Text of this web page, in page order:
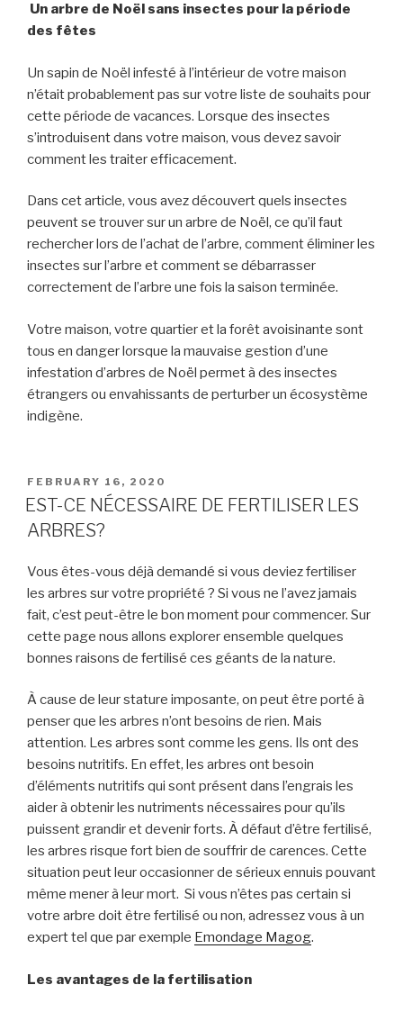
Un arbre de Noël sans insectes pour la période
des fêtes
Un sapin de Noël infesté à l’intérieur de votre maison
n’était probablement pas sur votre liste de souhaits pour
cette période de vacances. Lorsque des insectes
s’introduisent dans votre maison, vous devez savoir
comment les traiter efficacement.
Dans cet article, vous avez découvert quels insectes
peuvent se trouver sur un arbre de Noël, ce qu’il faut
rechercher lors de l’achat de l’arbre, comment éliminer les
insectes sur l’arbre et comment se débarrasser
correctement de l’arbre une fois la saison terminée.
Votre maison, votre quartier et la forêtavoisinante sont
tous en danger lorsque la mauvaise gestion d’une
infestation d’arbres de Noël permet à des insectes
étrangers ou envahissants de perturber un écosystème
indigène.
POSTED
ON
FEBRUARY 16, 2020
EST-CE NÉCESSAIRE DE FERTILISER LES
ARBRES?
Vous êtes-vous déjà demandé si vous deviez fertiliser
les arbres survotre propriété ? Si vous ne l’avez jamais
fait, c’est peut-être le bon momentpour commencer. Sur
cette page nous allons explorer ensemble quelques
bonnes raisons de fertilisé ces géants de la nature.
À cause de leur stature imposante, on peut être porté à
penser que les arbres n’ont besoins de rien. Mais
attention. Les arbres sont comme les gens. Ils ont des
besoins nutritifs. En effet, les arbres ont besoin
d’éléments nutritifs qui sont présentdans l’engrais les
aiderà obtenir les nutriments nécessaires pour qu’ils
puissent grandir et devenir forts. À défaut d’être fertilisé,
les arbres risque fort bien de souffrir de carences. Cette
situation peutleuroccasionner de sérieux ennuis pouvant
même mener à leur mort. Si vous n’êtes pas certain si
votre arbre doit être fertilisé ou non, adressez vous à un
expert tel que par exemple Emondage Magog.
Les avantages de la fertilisation